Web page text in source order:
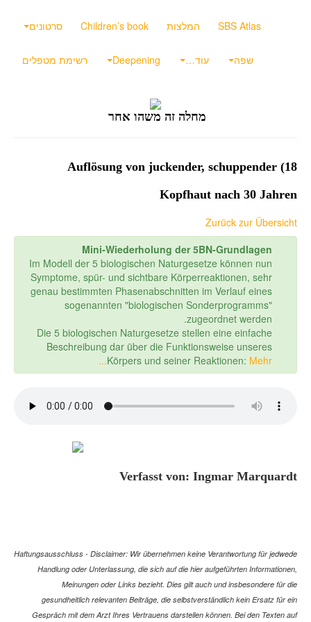
סרטונים Children’s book המלצות SBS Atlas
רשימת מטפלים Deepening עוד… שפה
מחלה זה משהו אחר
18) Auflösung von juckender, schuppender
Kopfhaut nach 30 Jahren
Zurück zur Übersicht
Mini-Wiederholung der 5BN-Grundlagen
Im Modell der 5 biologischen Naturgesetze können nun
Symptome, spür- und sichtbare Körperreaktionen, sehr
genau bestimmten Phasenabschnitten im Verlauf eines
sogenannten "biologischen Sonderprogramms"
zugeordnet werden.
Die 5 biologischen Naturgesetze stellen eine einfache
Beschreibung dar über die Funktionsweise unseres
Körpers und seiner Reaktionen: Mehr...
Verfasst von: Ingmar Marquardt
Haftungsausschluss - Disclaimer: Wir übernehmen keine Verantwortung für jedwede
Handlung oder Unterlassung, die sich auf die hier aufgeführten Informationen,
Meinungen oder Links bezieht. Dies gilt auch und insbesondere für die
gesundheitlich relevanten Beiträge, die selbstverständlich kein Ersatz für ein
Gespräch mit dem Arzt Ihres Vertrauens darstellen können. Bei den Texten auf